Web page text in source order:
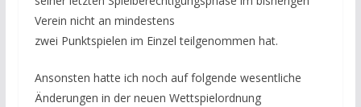
Verein nicht an mindestens
zwei Punktspielen im Einzel teilgenommen hat.
Ansonsten hatte ich noch auf folgende wesentliche
Änderungen in der neuen Wettspielordnung